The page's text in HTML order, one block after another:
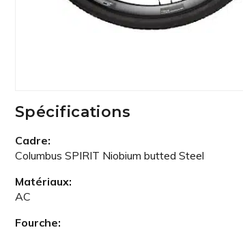
Spécifications
Cadre:
Columbus SPIRIT Niobium butted Steel
Matériaux:
AC
Fourche: